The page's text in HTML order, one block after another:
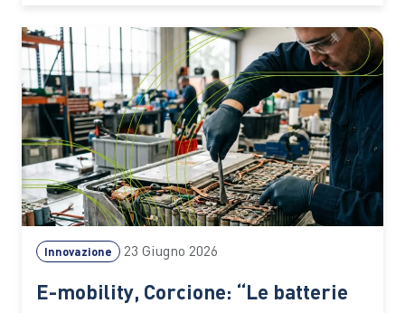
lascia dietro di sé una grande quantità di residui.
Paglia, potature,…
Innovazione 23 Giugno 2026
E-mobility, Corcione: “Le batterie